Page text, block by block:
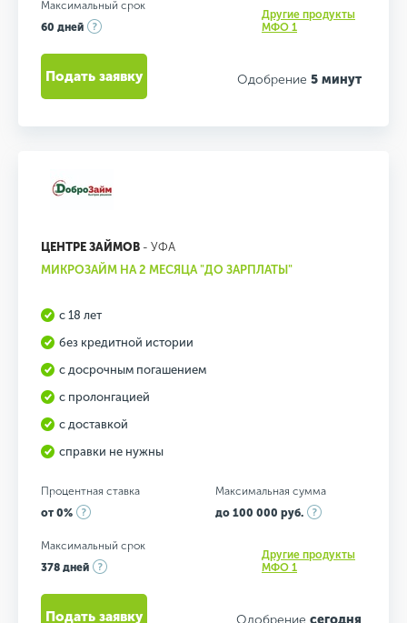
Максимальный срок
60 дней
Другие продукты
МФО 1
Одобрение 5 минут
Подать заявку
ЦЕНТРЕ ЗАЙМОВ - УФА
МИКРОЗАЙМ НА 2 МЕСЯЦА "ДО ЗАРПЛАТЫ"
с 18 лет
без кредитной истории
с досрочным погашением
с пролонгацией
с доставкой
справки не нужны
Процентная ставка
от 0%
Максимальная сумма
до 100 000 руб.
Максимальный срок
378 дней
Другие продукты
МФО 1
Одобрение сегодня
Подать заявку